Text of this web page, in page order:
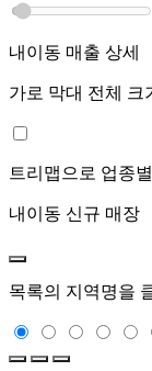
내이동 매출 상세
가로 막대 전체 크
트리맵으로 업종
내이동 신규 매장
목록의 지역명을